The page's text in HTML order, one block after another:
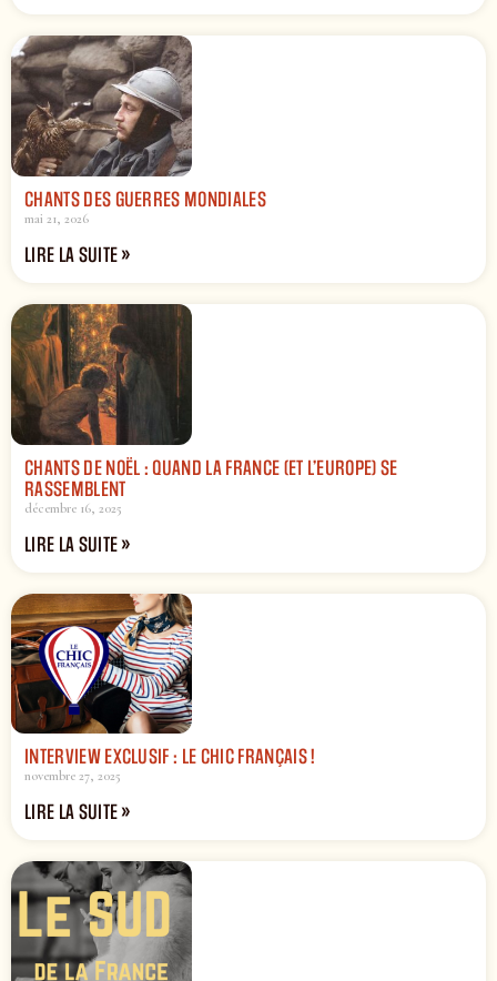
CHANTS DES GUERRES MONDIALES
mai 21, 2026
LIRE LA SUITE »
CHANTS DE NOËL : QUAND LA FRANCE (ET L’EUROPE) SE
RASSEMBLENT
décembre 16, 2025
LIRE LA SUITE »
INTERVIEW EXCLUSIF : LE CHIC FRANÇAIS !
novembre 27, 2025
LIRE LA SUITE »